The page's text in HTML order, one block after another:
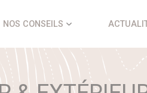
NOS CONSEILS